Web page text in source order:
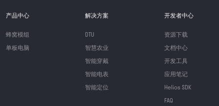
产品中心
蜂窝模组
单板电脑
解决方案
DTU
智慧农业
智能穿戴
智能电表
智能定位
开发者中心
资源下载
文档中心
开发工具
应用笔记
Helios SDK
FAQ